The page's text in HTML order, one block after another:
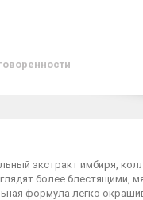
экстракт имбиря,
более блестящими,
формула легко